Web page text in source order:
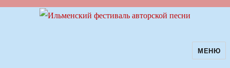
Ильменский фестиваль авторскойМЕНЮ